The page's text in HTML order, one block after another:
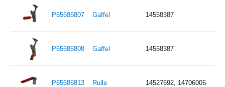
P65686807 Gaffel 14558387
P65686808 Gaffel 14558387
P65686813 Rulle 14527692, 14706006